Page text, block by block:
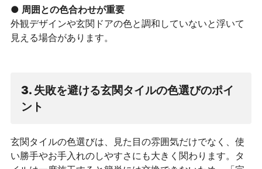
● 周囲との色合わせが重要
外観デザインや玄関ドアの色と調和していないと浮いて
見える場合があります。
3. 失敗を避ける玄関タイルの色選びのポイ
ント
玄関タイルの色選びは、見た目の雰囲気だけでなく、使
い勝手やお手入れのしやすさにも大きく関わります。タ